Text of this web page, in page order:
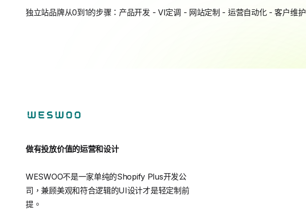
独立站品牌从0到1的步骤：产品开发 - VI定调 - 网站定制 - 运营自动化 - 客户维护
做有投放价值的运营和设计
WESWOO不是一家单纯的Shopify Plus开发公
司，兼顾美观和符合逻辑的UI设计才是轻定制前
提。